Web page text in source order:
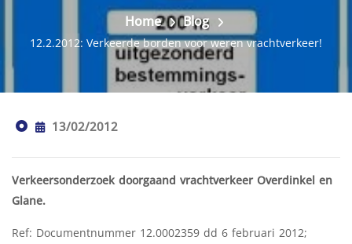
Home Blog
12.2.2012: Verkeerde borden voor weren vrachtverkeer!
13/02/2012
Verkeersonderzoek doorgaand vrachtverkeer Overdinkel en
Glane.
Ref: Documentnummer 12.0002359 dd 6 februari 2012;